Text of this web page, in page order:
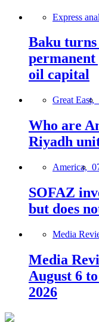
Express
Baku
oil capital
Great East,
Who are
Riyadh
America,
SOFAZ
but does
Media
Media
August 6
2026